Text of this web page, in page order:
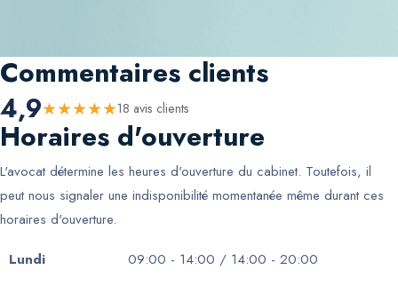
Commentaires clients
4,9★★★★★18 avis clients
Horaires d'ouverture
L'avocat détermine les heures d'ouverture du cabinet. Toutefois, il
peut nous signaler une indisponibilité momentanée même durant ces
horaires d'ouverture.
Lundi
09:00 - 14:00 / 14:00 - 20:00